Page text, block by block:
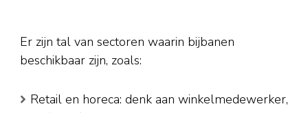
Er zijn tal van sectoren waarin bijbanen
beschikbaar zijn, zoals:
Retail en horeca: denk aan winkelmedewerker,